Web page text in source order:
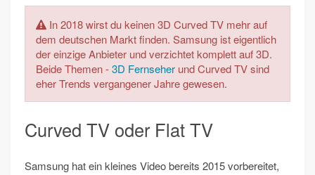
In 2018 wirst du keinen 3D Curved TV mehr auf
dem deutschen Markt finden. Samsung ist eigentlich
der einzige Anbieter und verzichtet komplett auf 3D.
Beide Themen -3D Fernseher und Curved TV sind
eher Trends vergangener Jahre gewesen.
Curved TV oder Flat TV
Samsung hat ein kleines Video bereits 2015 vorbereitet,